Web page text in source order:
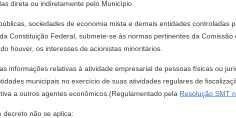
direta ou indiretamente pelo Município.
sociedades de economia mista e demais entidades controladas
Constituição Federal, submete-se às normas pertinentes da
houver, os interesses de acionistas minoritários.
informações relativas à atividade empresarial de pessoas físicas ou
municipais no exercício de suas atividades regulares de
a outros agentes econômicos.(Regulamentado pela Resolução SMT
decreto não se aplica: